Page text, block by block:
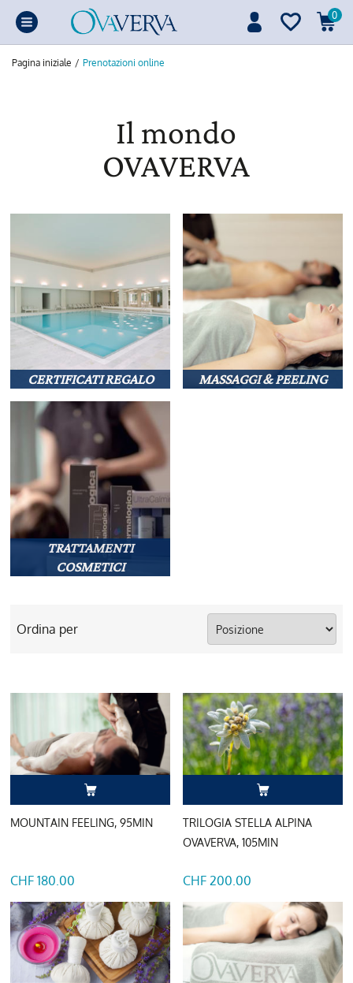
0
Pagina iniziale / Prenotazioni online
Il mondo
OVAVERVA
CERTIFICATI REGALO MASSAGGI & PEELING
TRATTAMENTI
COSMETICI
Ordina per
MOUNTAIN FEELING, 95MIN
CHF 180.00
TRILOGIA STELLA ALPINA
OVAVERVA, 105MIN
CHF 200.00